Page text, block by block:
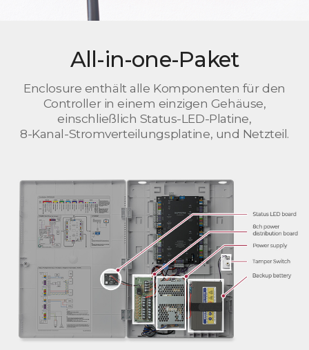
All-in-one-Paket
Enclosure enthält alle Komponenten für den
Controller in einem einzigen Gehäuse,
einschließlich Status-LED-Platine,
8-Kanal-Stromverteilungsplatine, und Netzteil.